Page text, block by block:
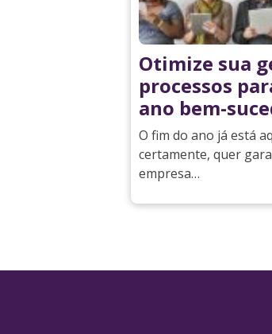
Otimize sua
processos
ano bem-
O fim do ano já está
certamente, quer
empresa…